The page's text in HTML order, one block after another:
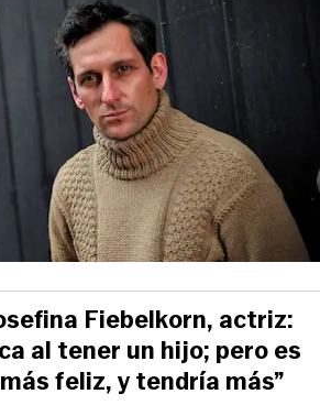
Fiebelkorn, actriz:
al tener un hijo; pero es
feliz, y tendría más”